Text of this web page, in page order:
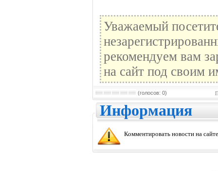
Уважаемый
рекомендуем вам
на сайт под своим
(голосов: 0)
Информация
Комментировать новости на